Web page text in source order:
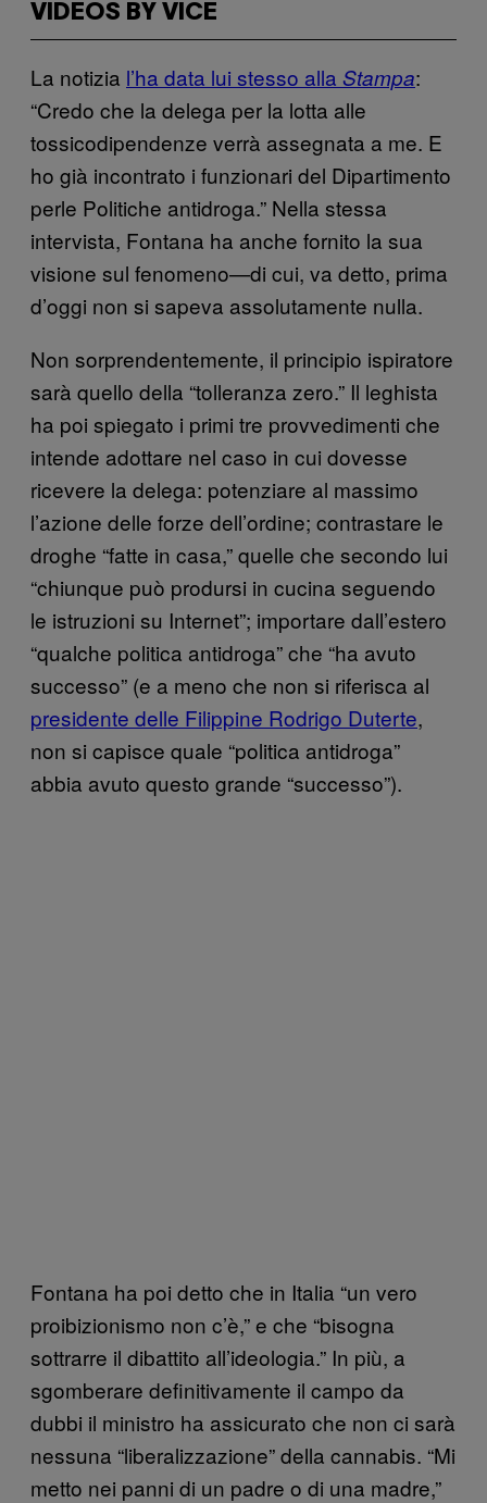
VIDEOS BY VICE
La notizia l’ha data lui stesso alla Stampa:
“Credo che la delega per la lotta alle
tossicodipendenze verrà assegnata a me. E
ho già incontrato i funzionari del Dipartimento
perle Politiche antidroga.” Nella stessa
intervista, Fontana ha anche fornito la sua
visione sul fenomeno—di cui, va detto, prima
d’oggi non si sapeva assolutamente nulla.
Non sorprendentemente, il principio ispiratore
sarà quello della “tolleranza zero.” Il leghista
ha poi spiegato i primi tre provvedimenti che
intende adottare nel caso in cui dovesse
ricevere la delega: potenziare al massimo
l’azione delle forze dell’ordine; contrastare le
droghe “fatte in casa,” quelle che secondo lui
“chiunque può prodursi in cucina seguendo
le istruzioni su Internet”; importare dall’estero
“qualche politica antidroga” che “ha avuto
successo” (e a meno che non si riferisca al
presidente delle Filippine Rodrigo Duterte,
non si capisce quale “politica antidroga”
abbia avuto questo grande “successo”).
Fontana ha poi detto che in Italia “un vero
proibizionismo non c’è,” e che “bisogna
sottrarre il dibattito all’ideologia.” In più, a
sgomberare definitivamente il campo da
dubbi il ministro ha assicurato che non ci sarà
nessuna “liberalizzazione” della cannabis. “Mi
metto nei panni di un padre o di una madre,”